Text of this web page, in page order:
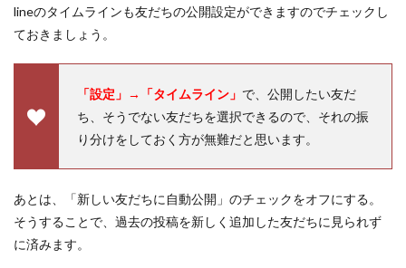
lineのタイムラインも友だちの公開設定ができますのでチェックし
ておきましょう。
「設定」→「タイムライン」 で、公開したい友だ
ち、そうでない友だちを選択できるので、それの振
り分けをしておく方が無難だと思います。
あとは、「新しい友だちに自動公開」のチェックをオフにする。
そうすることで、過去の投稿を新しく追加した友だちに見られず
に済みます。